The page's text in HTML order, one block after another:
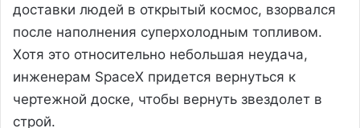
доставки людей в открытый космос, взорвался
после наполнения суперхолодным топливом.
Хотя это относительно небольшая неудача,
инженерам SpaceX придется вернуться к
чертежной доске, чтобы вернуть звездолет в
строй.